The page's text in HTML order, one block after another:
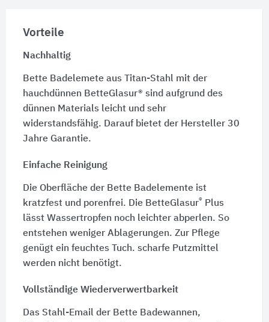
Vorteile
Nachhaltig
Bette Badelemete aus Titan-Stahl mit der
hauchdünnen BetteGlasur® sind aufgrund des
dünnen Materials leicht und sehr
widerstandsfähig. Darauf bietet der Hersteller 30
Jahre Garantie.
Einfache Reinigung
Die Oberfläche der Bette Badelemente ist
kratzfest und porenfrei. Die BetteGlasur® Plus
lässt Wassertropfen noch leichter abperlen. So
entstehen weniger Ablagerungen. Zur Pflege
genügt ein feuchtes Tuch. scharfe Putzmittel
werden nicht benötigt.
Vollständige Wiederverwertbarkeit
Das Stahl-Email der Bette Badewannen,